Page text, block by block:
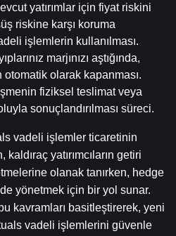
yatırımlar için fiyat riskini
riskine karşı koruma
işlemlerin kullanılması.
marjınızı aştığında,
olarak kapanması.
fiziksel teslimat veya
sonuçlandırılması süreci.
vadeli işlemler ticaretinin
yatırımcıların getiri
olanak tanırken, hedge
yönetmek için bir yol sunar.
kavramları basitleştirerek, yeni
vadeli işlemlerini güvenle